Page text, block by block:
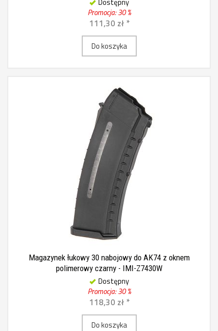
Promocja: 30 %
111,30 zł *
Do koszyka
Magazynek łukowy 30 nabojowy do AK74 z oknem
polimerowy czarny - IMI-Z7430W
Dostępny
Promocja: 30 %
118,30 zł *
Do koszyka